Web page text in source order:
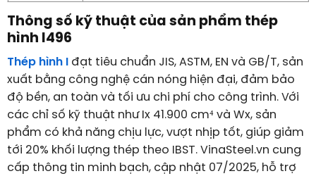
Thông số kỹ thuật của sản phẩm thép
hình I496
Thép hình I
đạt tiêu chuẩn JIS, ASTM, EN và GB/T, sản
xuất bằng công nghệ cán nóng hiện đại, đảm bảo
độ bền, an toàn và tối ưu chi phí cho công trình. Với
các chỉ số kỹ thuật như Ix 41.900 cm⁴ và Wx, sản
phẩm có khả năng chịu lực, vượt nhịp tốt, giúp giảm
tới 20% khối lượng thép theo IBST. VinaSteel.vn cung
cấp thông tin minh bạch, cập nhật 07/2025, hỗ trợ